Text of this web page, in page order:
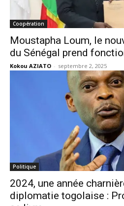
Coopération
Moustapha Loum, le
du Sénégal prend
Kokou AZIATO - septembre 2, 2025
Politique
2024, une année
diplomatie togolaise :